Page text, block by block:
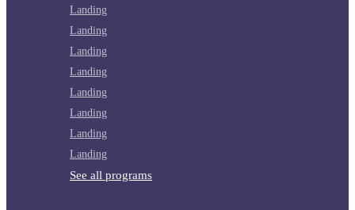
Landing
Landing
Landing
Landing
Landing
Landing
Landing
Landing
See all programs